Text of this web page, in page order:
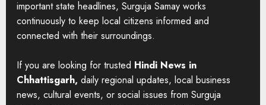
important state headlines, Surguja Samay works
continuously to keep local citizens informed and
connected with their surroundings.
If you are looking for trusted Hindi News in
Chhattisgarh, daily regional updates, local business
news, cultural events, or social issues from Surguja